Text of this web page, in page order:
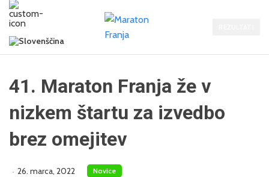
41. Maraton Franja že v
nizkem štartu za izvedbo
brez omejitev
26. marca, 2022 Novice